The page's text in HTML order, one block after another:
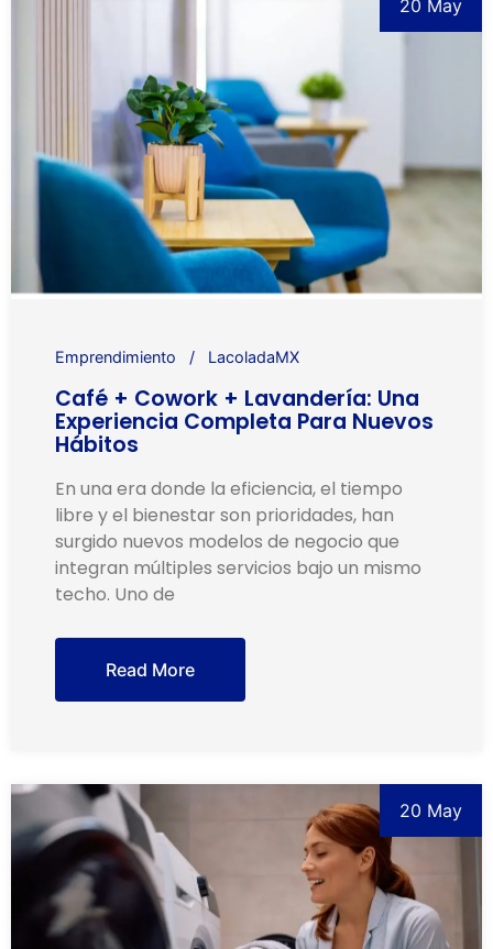
20 May
Emprendimiento LacoladaMX
Café + Cowork + Lavandería: Una
Experiencia Completa Para Nuevos
Hábitos
En una era donde la eficiencia, el tiempo
libre y el bienestar son prioridades, han
surgido nuevos modelos de negocio que
integran múltiples servicios bajo un mismo
techo. Uno de
Read More
20 May